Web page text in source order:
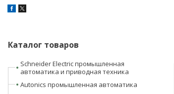
Каталог товаров
Schneider Electric промышленная
автоматика и приводная техника
Autonics промышленная автоматика